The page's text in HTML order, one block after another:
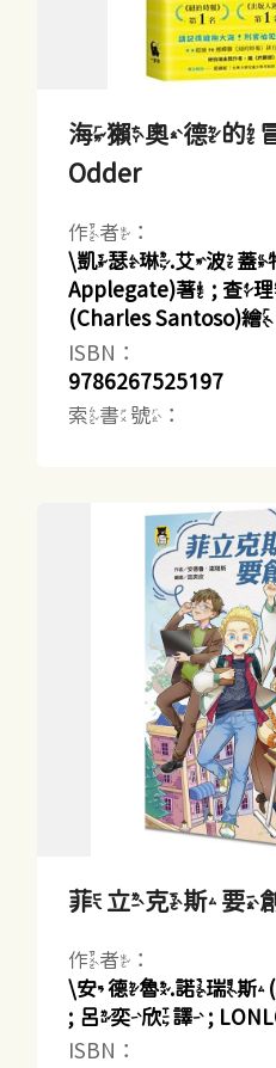
海獺奧德的
Odder
作者：
\凱瑟琳.艾波蓋
Applegate)著 ;
(Charles Santoso)
ISBN：
9786267525197
索書號：
菲立克斯要
作者：
\安德魯.諾瑞斯
; 呂奕欣譯 ;
ISBN：